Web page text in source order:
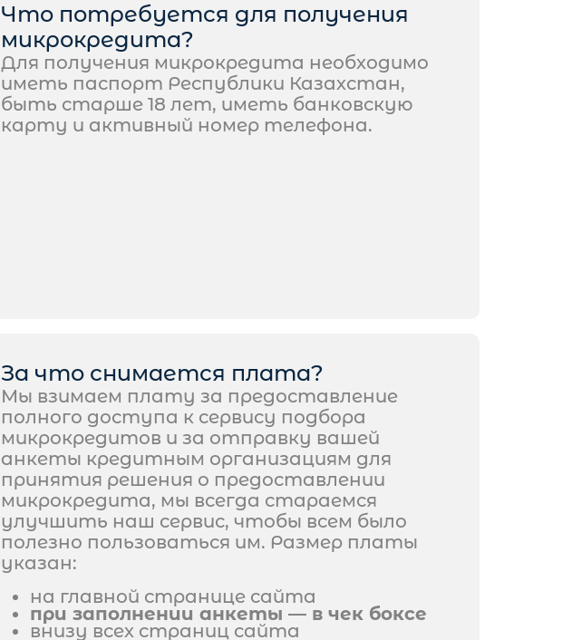
Что потребуется для получения
микрокредита?
Для получения микрокредита необходимо
иметь паспорт Республики Казахстан,
быть старше 18 лет, иметь банковскую
карту и активный номер телефона.
За что снимается плата?
Мы взимаем плату за предоставление
полного доступа к сервису подбора
микрокредитов и за отправку вашей
анкеты кредитным организациям для
принятия решения о предоставлении
микрокредита, мы всегда стараемся
улучшить наш сервис, чтобы всем было
полезно пользоваться им. Размер платы
указан:
на главной странице сайта
при заполнении анкеты — в чек боксе
внизу всех страниц сайта